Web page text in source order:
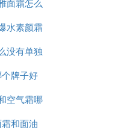
好的保湿
也是有很
，具有滋
肌的皮肤
解清楚自
面霜怎么
水素颜霜
没有单独
牌子好
空气霜哪
和面油